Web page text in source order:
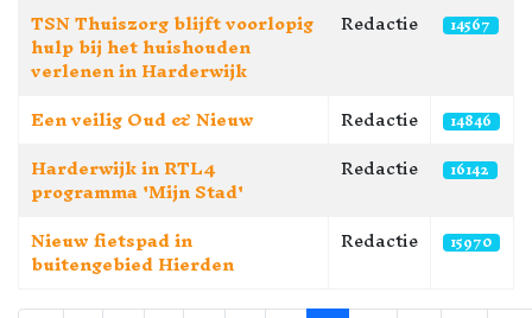
TSN Thuiszorg blijft voorlopig
hulp bij het huishouden
verlenen in Harderwijk
Redactie 14567
Een veilig Oud & Nieuw Redactie 14846
Harderwijk in RTL4
programma 'Mijn Stad'
Redactie 16142
Nieuw fietspad in
buitengebied Hierden
Redactie 15970